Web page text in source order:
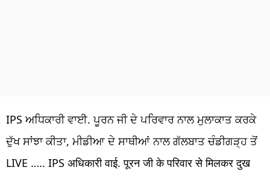
IPS ਅਧਿਕਾਰੀ ਵਾਈ. ਪੂਰਨ ਜੀ ਦੇ ਪਰਿਵਾਰ ਨਾਲ ਮੁਲਾਕਾਤ ਕਰਕੇ
ਦੁੱਖ ਸਾਂਝਾ ਕੀਤਾ, ਮੀਡੀਆ ਦੇ ਸਾਥੀਆਂ ਨਾਲ ਗੱਲਬਾਤ ਚੰਡੀਗੜ੍ਹ ਤੋਂ
LIVE ….. IPS अधिकारी वाई. पूरन जी के परिवार से मिलकर दुख